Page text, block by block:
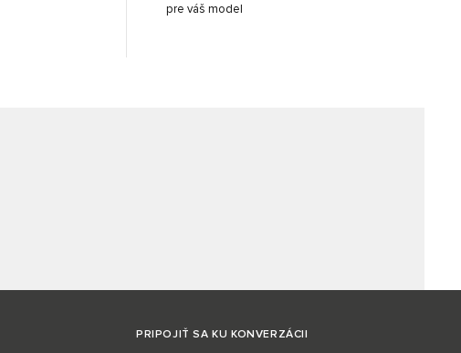
pre váš model
PRIPOJIŤ SA KU KONVERZÁCII